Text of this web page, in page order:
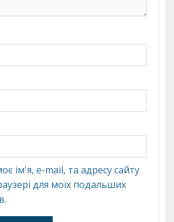
ім'я, e-mail, та адресу сайту
для моїх подальших